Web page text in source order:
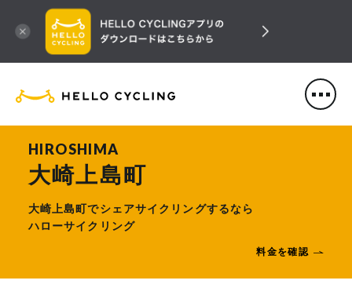
HELLO CYCLING（ハローサ
HIROSHIMA
大崎上島町
大崎上島町でシェアサイクリングするなら
ハローサイクリング
料金を確認